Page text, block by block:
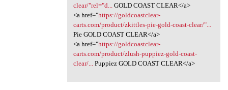
clear/"rel="d...
GOLD COAST CLEAR</a>
<a href="https://goldcoastclear-
carts.com/product/zkittles-pie-gold-coast-clear/"...
Pie GOLD COAST CLEAR</a>
<a href="https://goldcoastclear-
carts.com/product/zlush-puppiez-gold-coast-
clear/...
Puppiez GOLD COAST CLEAR</a>